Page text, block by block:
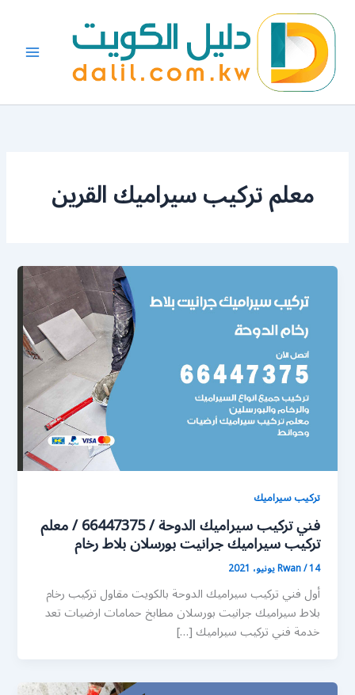
المحتوى
معلم تركيب سيراميك القرين
تركيب سيراميك
فني تركيب سيراميك الدوحة / 66447375 / معلم
تركيب سيراميك جرانيت بورسلان بلاط رخام
Rwan/14 يونيو، 2021
أول فني تركيب سيراميك الدوحة بالكويت مقاول تركيب رخام
بلاط سيراميك جرانيت بورسلان مطابخ حمامات ارضيات تعد
خدمة فني تركيب سيراميك […]